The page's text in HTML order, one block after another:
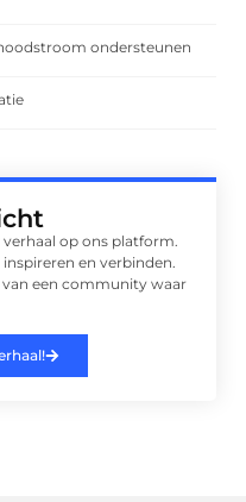
ondersteunen
op ons platform.
en verbinden.
een community waar